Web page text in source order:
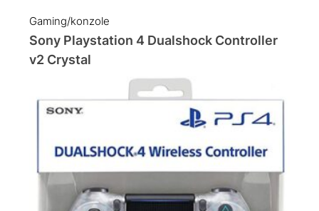
Gaming/konzole
Sony Playstation 4 Dualshock Controller
v2 Crystal